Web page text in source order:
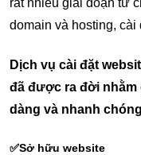
domain và hosting, cài
Dịch vụ cài đặt
đã được ra đời nhằm
dàng và nhanh
✅Sở hữu website